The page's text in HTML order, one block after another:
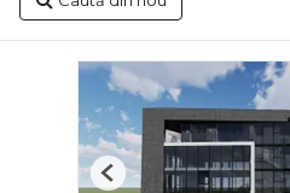
Previous